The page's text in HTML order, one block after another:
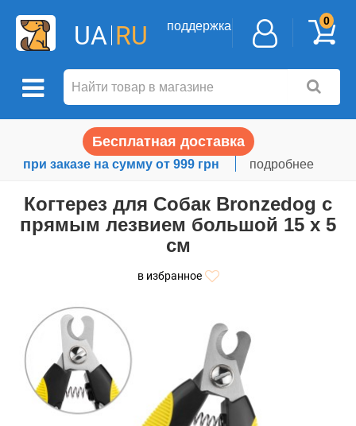
UA RU поддержка 0
Бесплатная доставка
при заказе на сумму от 999 грн подробнее
Когтерез для Собак Bronzedog с
прямым лезвием большой 15 х 5
см
в избранное